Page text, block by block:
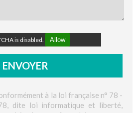
is disabled. Allow
à la loi française n° 78 -
dite loi informatique et liberté,